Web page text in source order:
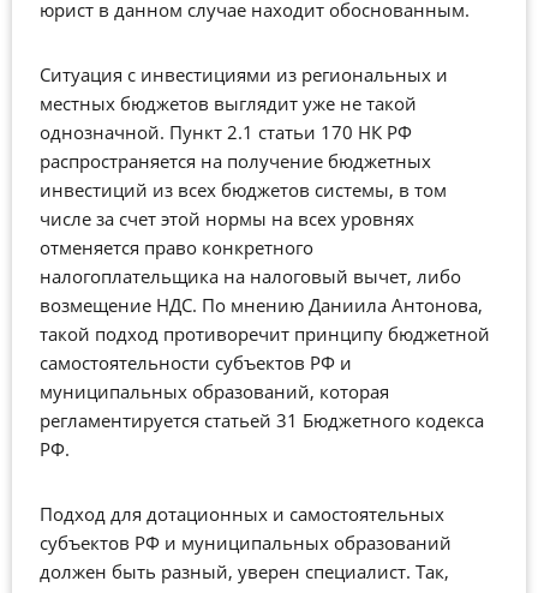
юрист в данном случае находит обоснованным.
Ситуация с инвестициями из региональных и
местных бюджетов выглядит уже не такой
однозначной. Пункт 2.1 статьи 170 НК РФ
распространяется на получение бюджетных
инвестиций из всех бюджетов системы, в том
числе за счет этой нормы на всех уровнях
отменяется право конкретного
налогоплательщика на налоговый вычет, либо
возмещение НДС. По мнению Даниила Антонова,
такой подход противоречит принципу бюджетной
самостоятельности субъектов РФ и
муниципальных образований, которая
регламентируется статьей 31 Бюджетного кодекса
РФ.
Подход для дотационных и самостоятельных
субъектов РФ и муниципальных образований
должен быть разный, уверен специалист. Так,